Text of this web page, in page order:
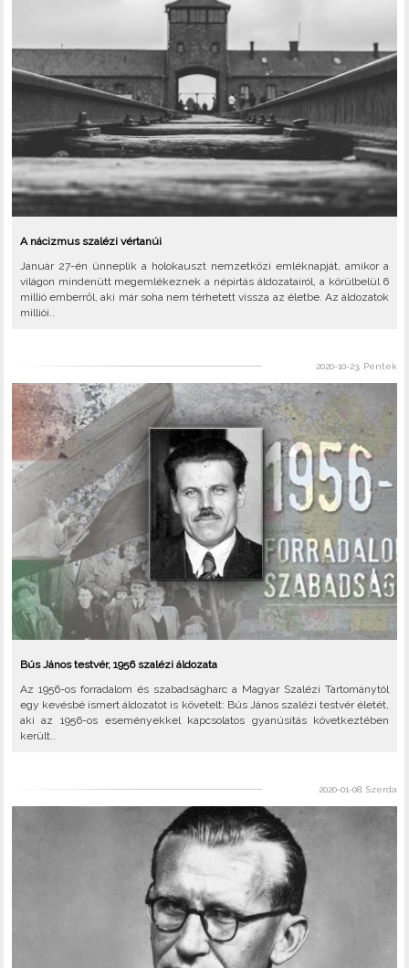
A nácizmus szalézi vértanúi
Január 27-én ünneplik a holokauszt nemzetközi emléknapját, amikor a
világon mindenütt megemlékeznek a népirtás áldozatairól, a körülbelül 6
millió emberről, aki már soha nem térhetett vissza az életbe. Az áldozatok
milliói..
2020-10-23, Péntek
Bús János testvér, 1956 szalézi áldozata
Az 1956-os forradalom és szabadságharc a Magyar Szalézi Tartománytól
egy kevésbé ismert áldozatot is követelt: Bús János szalézi testvér életét,
aki az 1956-os eseményekkel kapcsolatos gyanúsítás következtében
került..
2020-01-08, Szerda